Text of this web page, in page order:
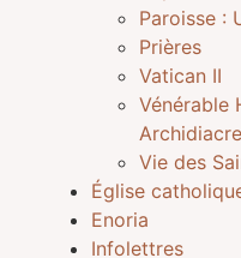
Paroisse :
Prières
Vatican II
Vénérable
Vie des
Église
Enoria
Infolettres